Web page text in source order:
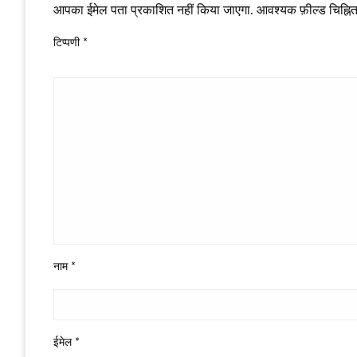
आपका ईमेल पता प्रकाशित नहीं किया जाएगा. आवश्यक फ़ील्ड
टिप्पणी *
नाम *
ईमेल *